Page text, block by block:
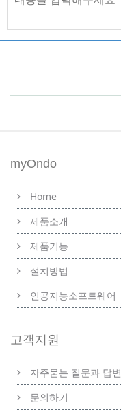
myOndo
Home
제품소개
제품기능
설치방법
인공지능소프트웨어
고객지원
자주묻는 질문과 답변
문의하기